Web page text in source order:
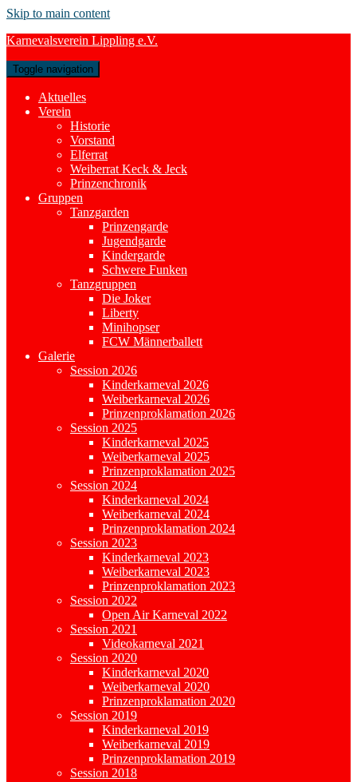
Skip to main content
Karnevalsverein Lippling e.V.
Toggle navigation
Aktuelles
Verein
Historie
Vorstand
Elferrat
Weiberrat Keck & Jeck
Prinzenchronik
Gruppen
Tanzgarden
Prinzengarde
Jugendgarde
Kindergarde
Schwere Funken
Tanzgruppen
Die Joker
Liberty
Minihopser
FCW Männerballett
Galerie
Session 2026
Kinderkarneval 2026
Weiberkarneval 2026
Prinzenproklamation 2026
Session 2025
Kinderkarneval 2025
Weiberkarneval 2025
Prinzenproklamation 2025
Session 2024
Kinderkarneval 2024
Weiberkarneval 2024
Prinzenproklamation 2024
Session 2023
Kinderkarneval 2023
Weiberkarneval 2023
Prinzenproklamation 2023
Session 2022
Open Air Karneval 2022
Session 2021
Videokarneval 2021
Session 2020
Kinderkarneval 2020
Weiberkarneval 2020
Prinzenproklamation 2020
Session 2019
Kinderkarneval 2019
Weiberkarneval 2019
Prinzenproklamation 2019
Session 2018